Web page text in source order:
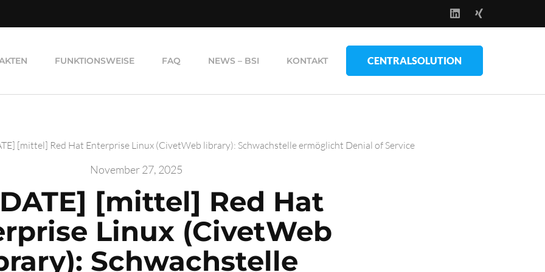
FUNKTIONSWEISE FAQ NEWS – BSI KONTAKT CENTRALSOLUTION
[mittel] Red Hat Enterprise Linux (CivetWeb library): Schwachstelle ermöglicht Denial of Service
November 27, 2025
[mittel] Red Hat
Linux (CivetWeb
Schwachstelle